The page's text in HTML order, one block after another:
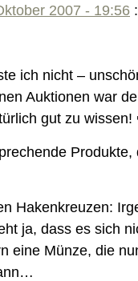
2007 - 19:56 :
ich nicht –
Auktionen war
gut zu wissen!
Produkte,
Hakenkreuzen:
ja, dass es sich
eine Münze, die